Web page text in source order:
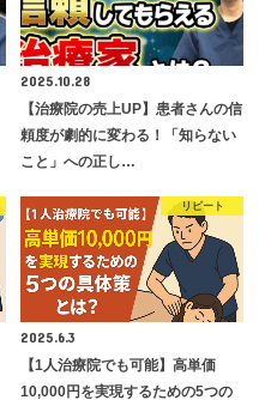
2025.10.28
【治療院の売上UP】患者さんの信
頼度が劇的に変わる！「知らない
こと」への正し…
リピート
2025.6.3
【1人治療院でも可能】高単価
10,000円を実現するための5つの